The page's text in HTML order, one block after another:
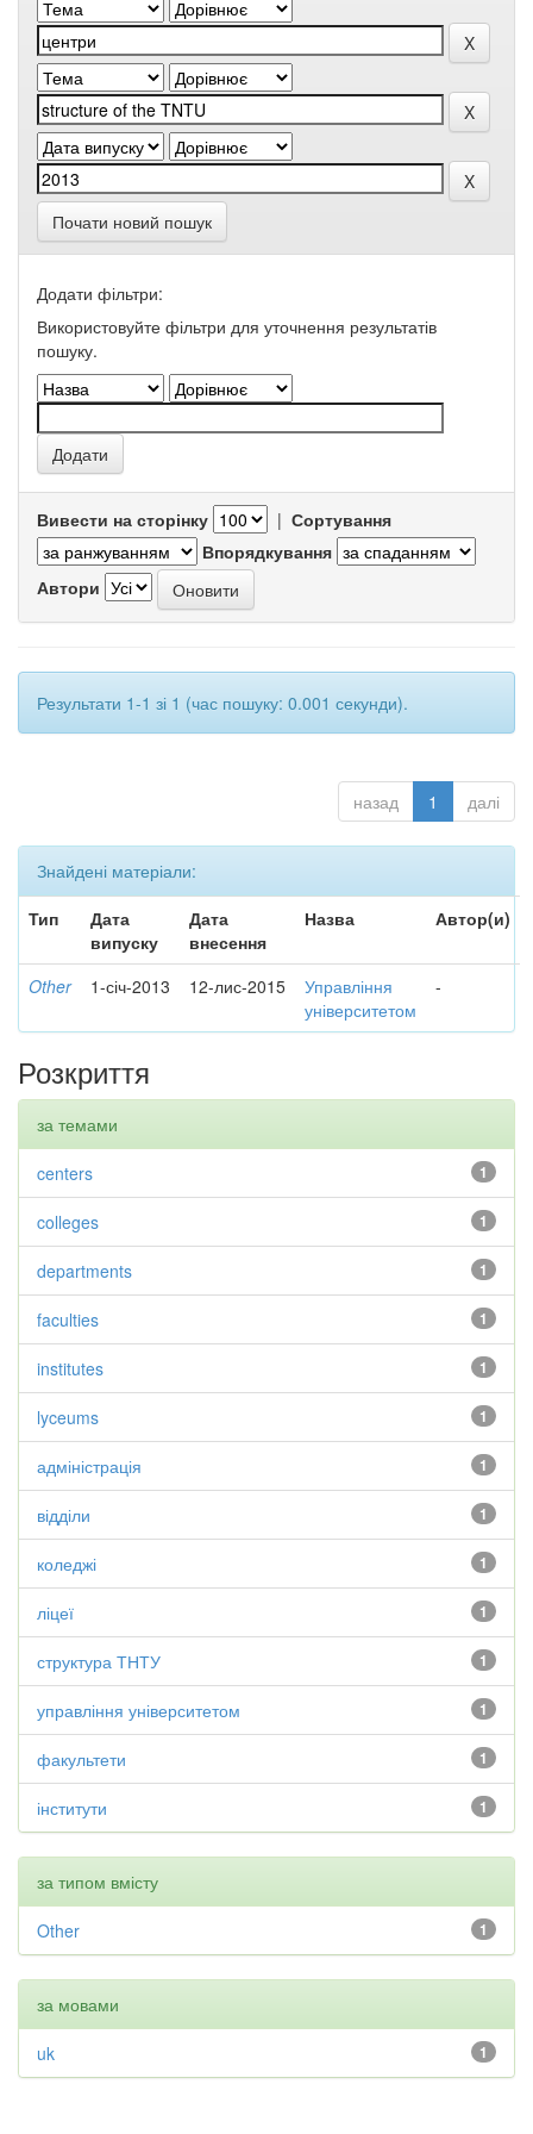
Почати новий пошук
Додати фільтри:
Використовуйте фільтри для уточнення результатів
пошуку.
Вивести на сторінку | Сортування
Впорядкування
Автори
Результати 1-1 зі 1 (час пошуку: 0.001 секунди).
назад 1 далі
Знайдені матеріали:
Тип
Дата
випуску
Дата
внесення
Назва Автор(и)
Other 1-січ-2013 12-лис-2015
Управління
університетом
-
Розкриття
за темами
1
centers
1
colleges
1
departments
1
faculties
1
institutes
1
lyceums
1
адміністрація
1
відділи
1
коледжі
1
ліцеї
1
структура ТНТУ
1
управління університетом
1
факультети
1
інститути
за типом вмісту
1
Other
за мовами
1
uk